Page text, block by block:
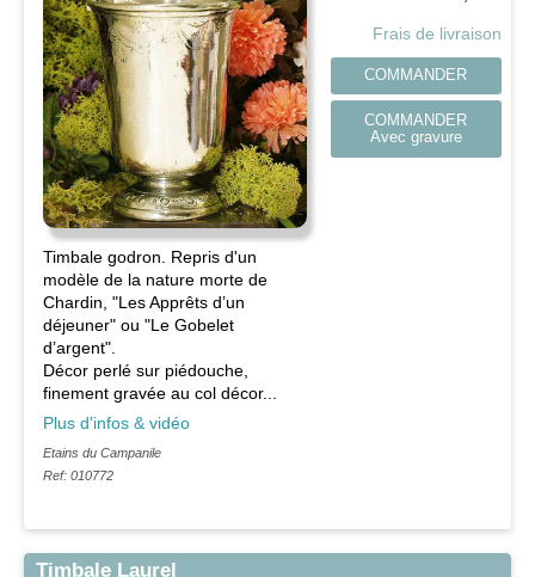
Timbale godron. Repris d'un
modèle de la nature morte de
Chardin, "Les Apprêts d’un
déjeuner" ou "Le Gobelet
d’argent".
Décor perlé sur piédouche,
finement gravée au col décor...
Plus d'infos & vidéo
Etains du Campanile
Ref: 010772
Frais de livraison
COMMANDER
COMMANDER
Avec gravure
Timbale Laurel